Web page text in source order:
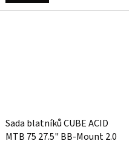
Sada blatníků CUBE ACID
MTB 75 27.5" BB-Mount 2.0